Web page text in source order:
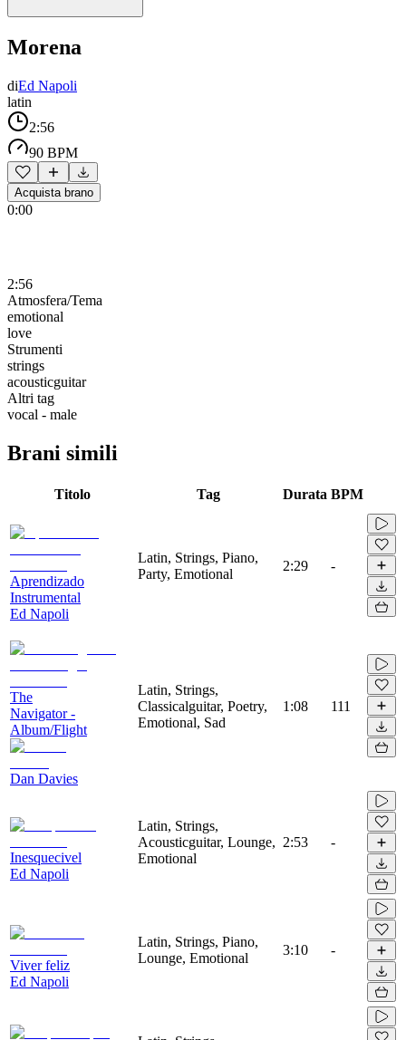
Morena
diEd Napoli
latin
2:56
90 BPM
Acquista brano
0:00
2:56
Atmosfera/Tema
emotional
love
Strumenti
strings
acousticguitar
Altri tag
vocal - male
Brani simili
Titolo Tag Durata BPM
Aprendizado
Instrumental
Ed Napoli
Latin, Strings, Piano,
Party, Emotional
2:29 -
The
Navigator -
Album/Flight
Dan Davies
Latin, Strings,
Classicalguitar, Poetry,
Emotional, Sad
1:08 111
Inesquecivel
Ed Napoli
Latin, Strings,
Acousticguitar, Lounge,
Emotional
2:53 -
Viver feliz
Ed Napoli
Latin, Strings, Piano,
Lounge, Emotional
3:10 -